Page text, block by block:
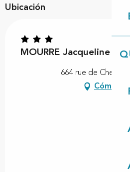
Ubicación
MOURRE Jacqueline et
664 rue de Cherte,
Cómo